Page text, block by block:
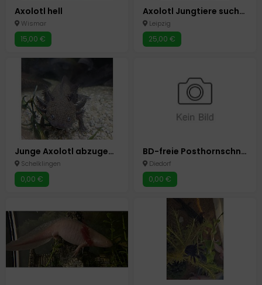
Axolotl hell
Wismar
15,00 €
Axolotl Jungtiere suchen Zuhause
Leipzig
25,00 €
Junge Axolotl abzugeben
Schelklingen
0,00 €
BD-freie Posthornschnecken (gerne bunt) und Neocaridina-Garnelen
Diedorf
0,00 €